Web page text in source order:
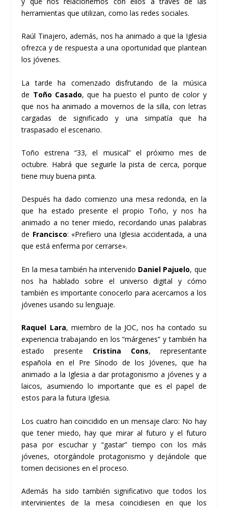
herramientas que utilizan, como las redes sociales.
Raúl Tinajero, además, nos ha animado a que la Iglesia
ofrezca y de respuesta a una oportunidad que plantean
los jóvenes.
La tarde ha comenzado disfrutando de la música
de Toño Casado, que ha puesto el punto de color y
que nos ha animado a movernos de la silla, con letras
cargadas de significado y una simpatía que ha
traspasado el escenario.
Toño estrena “33, el musical” el próximo mes de
octubre. Habrá que seguirle la pista de cerca, porque
tiene muy buena pinta.
Después ha dado comienzo una mesa redonda, en la
que ha estado presente el propio Toño, y nos ha
animado a no tener miedo, recordando unas palabras
de Francisco: «Prefiero una Iglesia accidentada, a una
que está enferma por cerrarse».
En la mesa también ha intervenido Daniel Pajuelo, que
nos ha hablado sobre el universo digital y cómo
también es importante conocerlo para acercarnos a los
jóvenes usando su lenguaje.
Raquel Lara, miembro de la JOC, nos ha contado su
experiencia trabajando en los “márgenes” y también ha
estado presente Cristina Cons, representante
española en el Pre Sínodo de los Jóvenes, que ha
animado a la Iglesia a dar protagonismo a jóvenes y a
laicos, asumiendo lo importante que es el papel de
estos para la futura Iglesia.
Los cuatro han coincidido en un mensaje claro: No hay
que tener miedo, hay que mirar al futuro y el futuro
pasa por escuchar y “gastar” tiempo con los más
jóvenes, otorgándole protagonismo y dejándole que
tomen decisiones en el proceso.
Además ha sido también significativo que todos los
intervinientes de la mesa coincidiesen en que los